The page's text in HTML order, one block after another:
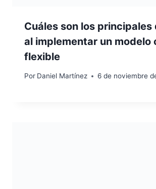
Cuáles son los principales
al implementar un modelo
flexible
Por Daniel Martínez 6 de noviembre